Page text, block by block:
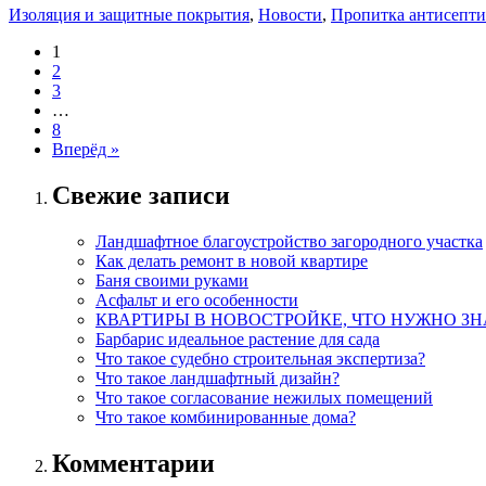
Изоляция и защитные покрытия, Новости, Пропитка
1
2
3
…
8
Вперёд »
Свежие записи
Ландшафтное благоустройство загородного участка
Как делать ремонт в новой квартире
Баня своими руками
Асфальт и его особенности
КВАРТИРЫ В НОВОСТРОЙКЕ, ЧТО НУЖНО
Барбарис идеальное растение для сада
Что такое судебно строительная экспертиза?
Что такое ландшафтный дизайн?
Что такое согласование нежилых помещений
Что такое комбинированные дома?
Комментарии